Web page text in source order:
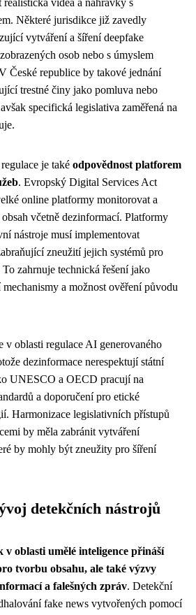
videa a nahrávky s
Některé jurisdikce již zavedly
vytváření a šíření deepfake
osob nebo s úmyslem
České republice by takové jednání
trestné činy jako pomluva nebo
specifická legislativa zaměřená na
je také odpovědnost platforem
. Evropský Digital Services Act
online platformy monitorovat a
včetně dezinformací. Platformy
nástroje musí implementovat
zneužití jejich systémů pro
zahrnuje technická řešení jako
a možnost ověření původu
v oblasti regulace AI generovaného
dezinformace nerespektují státní
UNESCO a OECD pracují na
a doporučení pro etické
Harmonizace legislativních přístupů
by měla zabránit vytváření
by mohly být zneužity pro šíření
detekčních nástrojů
oblasti umělé inteligence přináší
tvorbu obsahu, ale také výzvy
a falešných zpráv. Detekční
fake news vytvořených pomocí